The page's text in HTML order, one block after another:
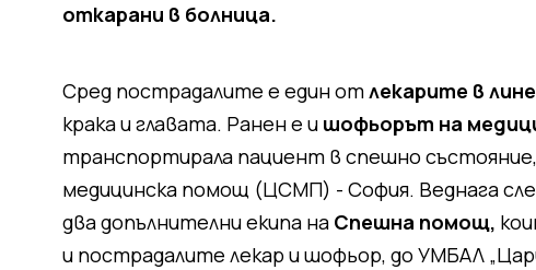
откарани в болница.
Сред пострадалите е един отлекарите в
крака и главата. Ранен е и шофьорът на
транспортирала пациент в спешно
медицинска помощ (ЦСМП) - София. Веднага
два допълнителни екипа на Спешна помощ,
и пострадалите лекар и шофьор, до УМБАЛ